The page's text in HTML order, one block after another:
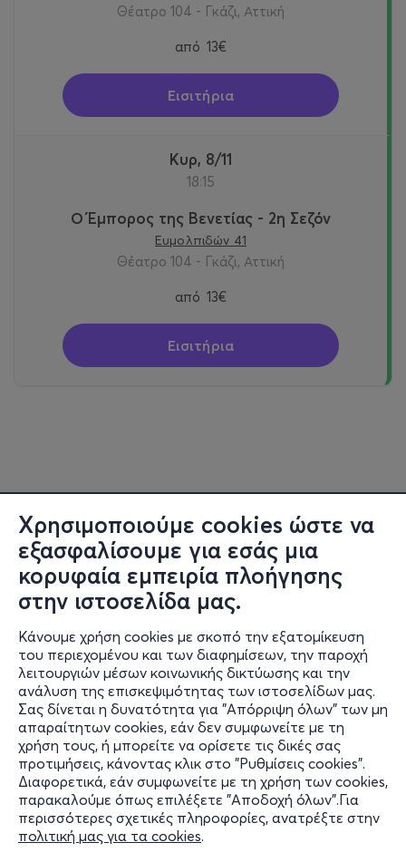
Χρησιμοποιούμε cookies ώστε να
εξασφαλίσουμε για εσάς μια
κορυφαία εμπειρία πλοήγησης
στην ιστοσελίδα μας.
Κάνουμε χρήση cookies με σκοπό την εξατομίκευση
του περιεχομένου και των διαφημίσεων, την παροχή
λειτουργιών μέσων κοινωνικής δικτύωσης και την
ανάλυση της επισκεψιμότητας των ιστοσελίδων μας.
Σας δίνεται η δυνατότητα για "Απόρριψη όλων" των μη
απαραίτητων cookies, εάν δεν συμφωνείτε με τη
χρήση τους, ή μπορείτε να ορίσετε τις δικές σας
προτιμήσεις, κάνοντας κλικ στο "Ρυθμίσεις cookies".
Διαφορετικά, εάν συμφωνείτε με τη χρήση των cookies,
παρακαλούμε όπως επιλέξετε "Αποδοχή όλων".Για
περισσότερες σχετικές πληροφορίες, ανατρέξτε στην
πολιτική μας για τα cookies.
Θέατρο 104 - Γκάζι, Αττική
από 13€
Εισιτήρια
Κυρ, 8/11
18:15
Ο Έμπορος της Βενετίας - 2η Σεζόν
Ευμολπιδών 41
Θέατρο 104 - Γκάζι, Αττική
από 13€
Εισιτήρια
Πληροφορίες
Υποστήριξη
Stay Connected